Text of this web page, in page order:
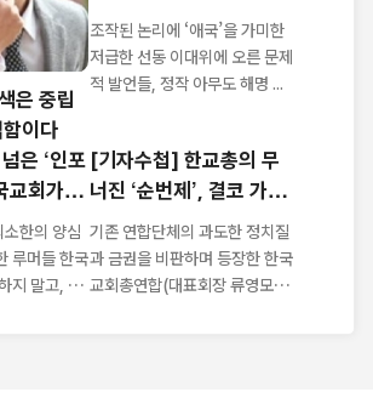
은 중립
이다
'이단 음모론'
조작된 논리에 ‘애국’을 가미한
저급한 선동 이대위에 오른 문제
적 발언들, 정작 아무도 해명 ...
은 ‘인포
교회가 나
한의 양심
루머들 한국
지 말고, 악
[기자수첩] 한교총의 무
너진 ‘순번제’, 결코 가볍
지 않다
기존 연합단체의 과도한 정치질
과 금권을 비판하며 등장한 한국
교회총연합(대표회장 류영모 목